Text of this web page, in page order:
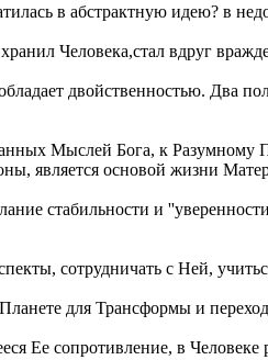
в абстрактную идею? в
Человека,стал вдруг
двойственностью.
Мыслей Бога, к
является основой жизни
стабильности и
сотрудничать с Ней,
для Трансформы и
Ее сопротивление, в Человеке